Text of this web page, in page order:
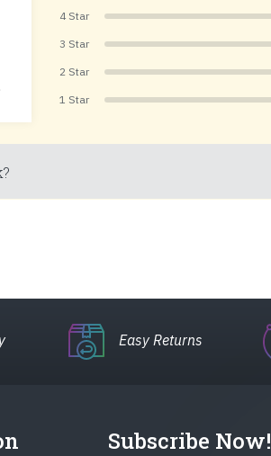
4 Star
3 Star
2 Star
1 Star
Easy Returns
Subscribe Now!